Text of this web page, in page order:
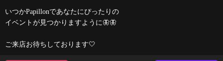
いつかPapillonであなたにぴったりの
イベントが見つかりますように🦋🦋
ご来店お待ちしております🤍